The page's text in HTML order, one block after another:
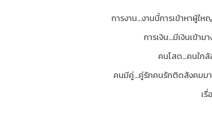
การงาน...งานนี้การเข้าหาผู้ใ
การเงิน...มีเงินเข้า
คนโสด...คนใก
คนมีคู่...คู่รักคนรักติดสังคมมา
เ